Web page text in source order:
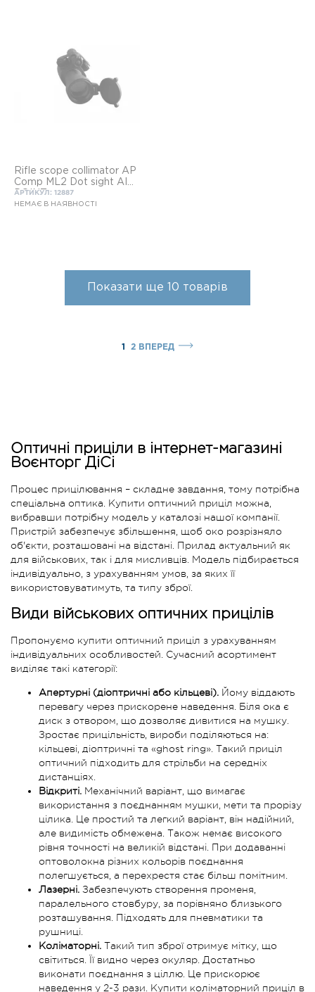
Rifle scope collimator AP
Comp ML2 Dot sight AIM
POINT
АРТИКУЛ: 12887
НЕМАЄ В НАЯВНОСТІ
Показати ще 10 товарів
1 2 ВПЕРЕД
Оптичні приціли в інтернет-магазині
Воєнторг ДіСі
Процес прицілювання – складне завдання, тому потрібна
спеціальна оптика. Купити оптичний приціл можна,
вибравши потрібну модель у каталозі нашої компанії.
Пристрій забезпечує збільшення, щоб око розрізняло
об'єкти, розташовані на відстані. Прилад актуальний як
для військових, так і для мисливців. Модель підбирається
індивідуально, з урахуванням умов, за яких її
використовуватимуть, та типу зброї.
Види військових оптичних прицілів
Пропонуємо купити оптичний приціл з урахуванням
індивідуальних особливостей. Сучасний асортимент
виділяє такі категорії:
Апертурні (діоптричні або кільцеві). Йому віддають
перевагу через прискорене наведення. Біля ока є
диск з отвором, що дозволяє дивитися на мушку.
Зростає прицільність, вироби поділяються на:
кільцеві, діоптричні та «ghost ring». Такий приціл
оптичний підходить для стрільби на середніх
дистанціях.
Відкриті. Механічний варіант, що вимагає
використання з поєднанням мушки, мети та прорізу
цілика. Це простий та легкий варіант, він надійний,
але видимість обмежена. Також немає високого
рівня точності на великій відстані. При додаванні
оптоволокна різних кольорів поєднання
полегшується, а перехрестя стає більш помітним.
Лазерні. Забезпечують створення променя,
паралельного стовбуру, за порівняно близького
розташування. Підходять для пневматики та
рушниці.
Коліматорні. Такий тип зброї отримує мітку, що
світиться. Її видно через окуляр. Достатньо
виконати поєднання з ціллю. Це прискорює
наведення у 2-3 рази. Купити коліматорний приціл в